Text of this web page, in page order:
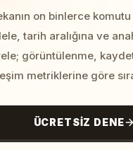
on binlerce
tarih aralığına ve
görüntülenme,
metriklerine göre
ÜCRETSIZ DENE